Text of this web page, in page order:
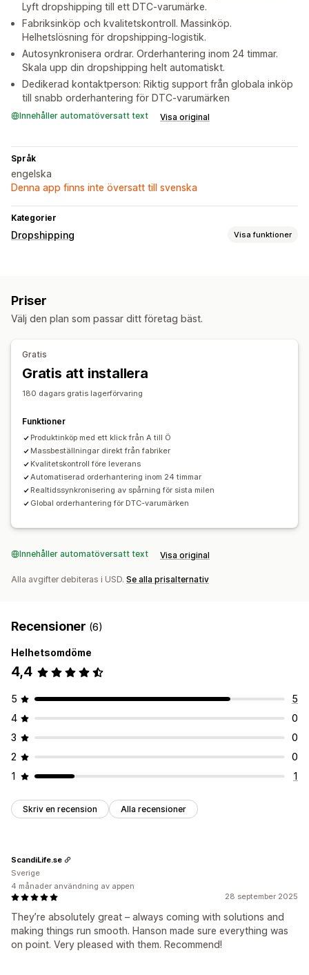
Lyft dropshipping till ett DTC-varumärke.
Fabriksinköp och kvalitetskontroll. Massinköp.
Helhetslösning för dropshipping-logistik.
Autosynkronisera ordrar. Orderhantering inom 24 timmar.
Skala upp din dropshipping helt automatiskt.
Dedikerad kontaktperson: Riktig support från globala inköp
till snabb orderhantering för DTC-varumärken
Innehåller automatöversatt text Visa original
Språk
engelska
Denna app finns inte översatt till svenska
Kategorier
Dropshipping Visa funktioner
Hem och trädgård
Leksaker och spel Babyprodukter Sportprodukter
Maskinvara
Nederländerna Storbritannien
Priser
Välj den plan som passar ditt företag bäst.
Gratis
Gratis att installera
180 dagars gratis lagerförvaring
Funktioner
Produktinköp med ett klick från A till Ö
Massbeställningar direkt från fabriker
Kvalitetskontroll före leverans
Automatiserad orderhantering inom 24 timmar
Realtidssynkronisering av spårning för sista milen
Global orderhantering för DTC-varumärken
Innehåller automatöversatt text Visa original
Alla avgifter debiteras i USD. Se alla prisalternativ
Recensioner (6)
Helhetsomdöme
4,4
5
5
4
0
3
0
2
0
1
1
Skriv en recension Alla recensioner
28 september 2025
They’re absolutely great – always coming with solutions and
making things run smooth. Hanson made sure everything was
on point. Very pleased with them. Recommend!
ScandiLife.se
Sverige
4 månader användning av appen